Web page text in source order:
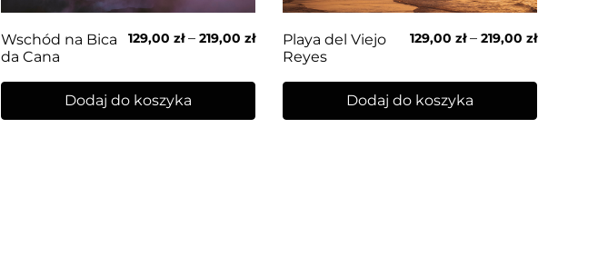
Wschód na Bica
da Cana
129,00zł–219,00zł
Dodaj do koszyka
Playa del Viejo
Reyes
129,00zł–219,00zł
Dodaj do koszyka